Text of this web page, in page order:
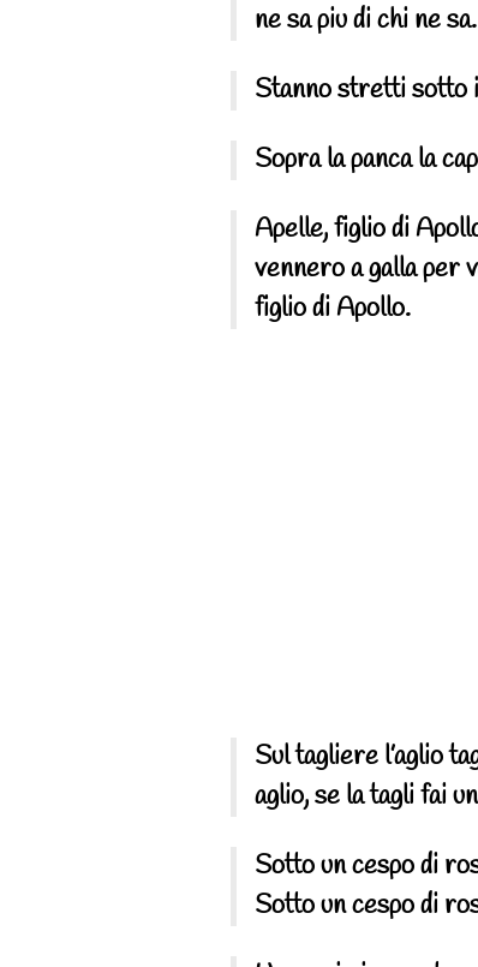
ne sa piu di chi ne sa.
Stanno stretti
Sopra la panca la
Apelle, figlio di
vennero a galla per
figlio di Apollo.
Sul tagliere l’aglio
aglio, se la tagli fai
Sotto un cespo di
Sotto un cespo di